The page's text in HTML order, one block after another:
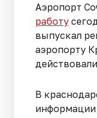
Аэропорт
работу
выпускал
аэропорту
В
информации